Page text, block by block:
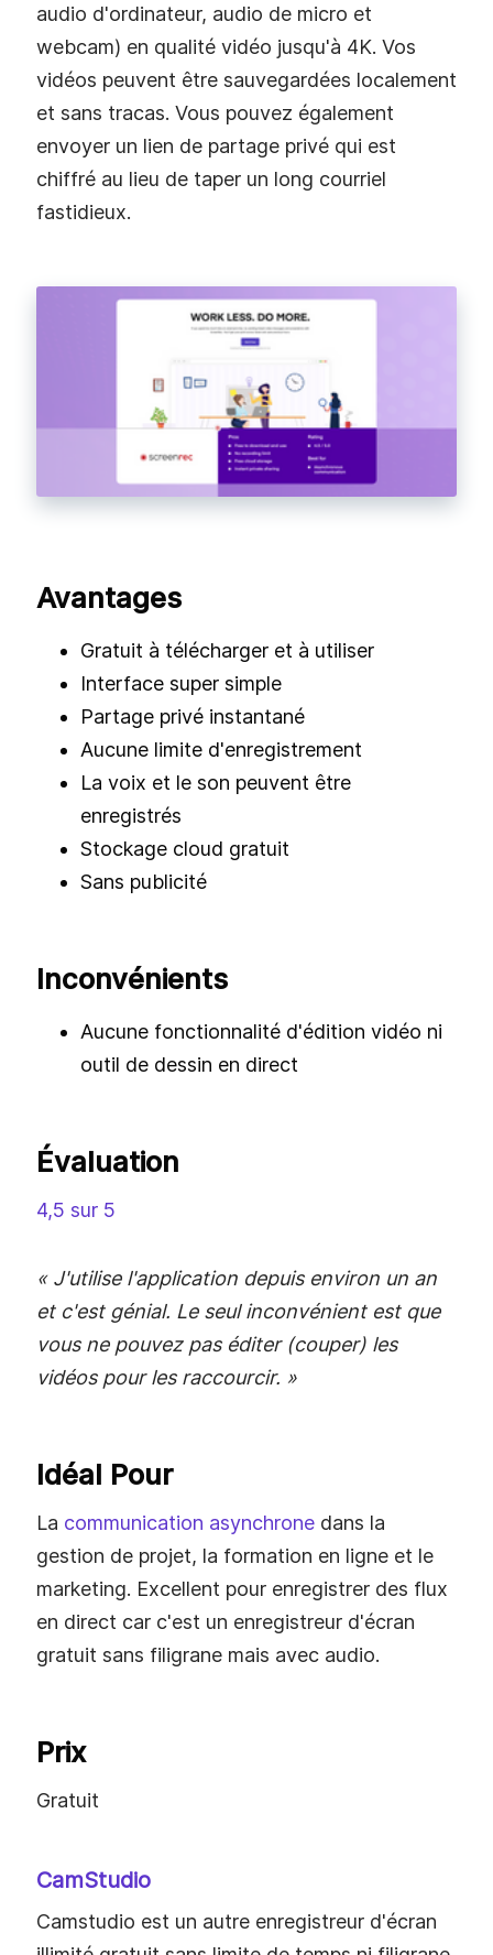
audio d'ordinateur, audio de micro et
webcam) en qualité vidéo jusqu'à 4K. Vos
vidéos peuvent être sauvegardées localement
et sans tracas. Vous pouvez également
envoyer un lien de partage privé qui est
chiffré au lieu de taper un long courriel
fastidieux.
Avantages
Gratuit à télécharger et à utiliser
Interface super simple
Partage privé instantané
Aucune limite d'enregistrement
La voix et le son peuvent être
enregistrés
Stockage cloud gratuit
Sans publicité
Inconvénients
Aucune fonctionnalité d'édition vidéo ni
outil de dessin en direct
Évaluation
4,5 sur 5
« J'utilise l'application depuis environ un an
et c'est génial. Le seul inconvénient est que
vous ne pouvez pas éditer (couper) les
vidéos pour les raccourcir. »
Idéal Pour
La communication asynchrone dans la
gestion de projet, la formation en ligne et le
marketing. Excellent pour enregistrer des flux
en direct car c'est un enregistreur d'écran
gratuit sans filigrane mais avec audio.
Prix
Gratuit
CamStudio
Camstudio est un autre enregistreur d'écran